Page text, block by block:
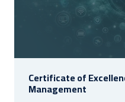
Certificate of
Management